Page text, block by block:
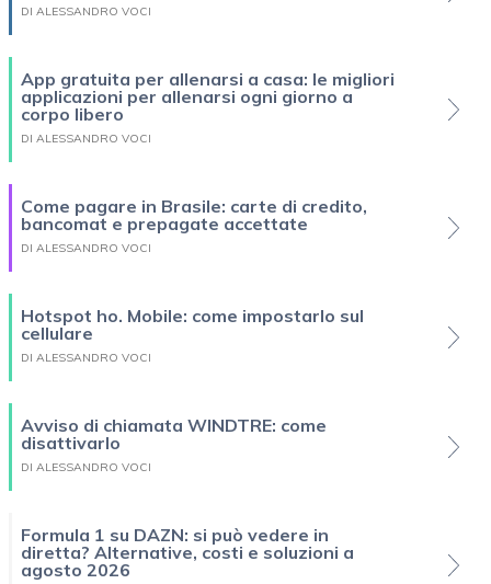
DI ALESSANDRO VOCI
App gratuita per allenarsi a casa: le migliori
applicazioni per allenarsi ogni giorno a
corpo libero
DI ALESSANDRO VOCI
Come pagare in Brasile: carte di credito,
bancomat e prepagate accettate
DI ALESSANDRO VOCI
Hotspot ho. Mobile: come impostarlo sul
cellulare
DI ALESSANDRO VOCI
Avviso di chiamata WINDTRE: come
disattivarlo
DI ALESSANDRO VOCI
Formula 1 su DAZN: si può vedere in
diretta? Alternative, costi e soluzioni a
agosto 2026